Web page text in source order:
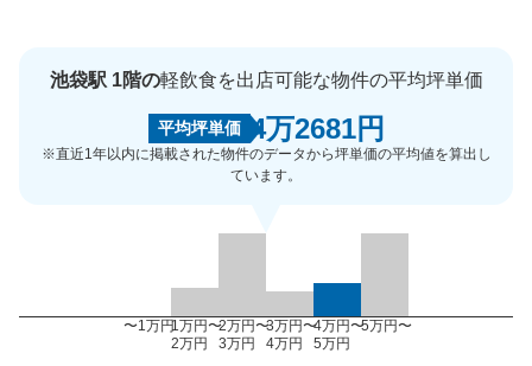
池袋駅 1階の軽飲食を出店可能な物件の平均坪単価
平均坪単価 4万2681円
※直近1年以内に掲載された物件のデータから坪単価の平均値を算出し
ています。
〜1万円1万円〜
2万円
2万円〜
3万円
3万円〜
4万円
4万円〜
5万円
5万円〜